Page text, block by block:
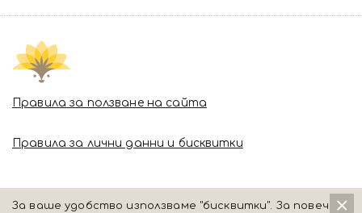
Правила за ползване на сайта
Правила за лични данни и бисквитки
За ваше удобство използваме "бисквитки". За повече